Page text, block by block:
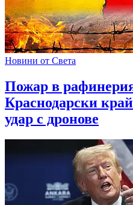
Новини от Света
Пожар в
Краснодарски
удар с дронове